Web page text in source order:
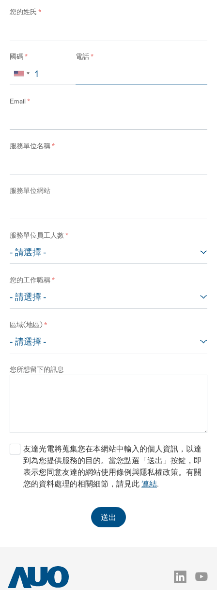
您的姓氏 *
國碼* 電話*
Email *
服務單位名稱*
服務單位網站
服務單位員工人數 *
您的工作職稱*
區域(地區)*
您所想留下的訊息
友達光電將蒐集您在本網站中輸入的個人資訊，以達
到為您提供服務的目的。當您點選「送出」按鍵，即
表示您同意友達的網站使用條例與隱私權政策。有關
您的資料處理的相關細節，請見此 連結.
送出